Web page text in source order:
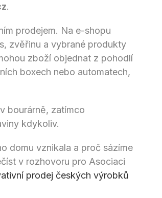
.
prodejem. Na e-shopu
zvěřinu a vybrané produkty
zboží objednat z pohodlí
boxech nebo automatech,
bourárně, zatímco
kdykoliv.
domu vznikala a proč sázíme
v rozhovoru pro Asociaci
prodej českých výrobků